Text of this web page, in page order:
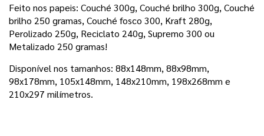
Feito nos papeis: Couché 300g, Couché brilho 300g, Couché
brilho 250 gramas, Couché fosco 300, Kraft 280g,
Perolizado 250g, Reciclato 240g, Supremo 300 ou
Metalizado 250 gramas!
Disponível nos tamanhos: 88x148mm, 88x98mm,
98x178mm, 105x148mm, 148x210mm, 198x268mm e
210x297 milímetros.